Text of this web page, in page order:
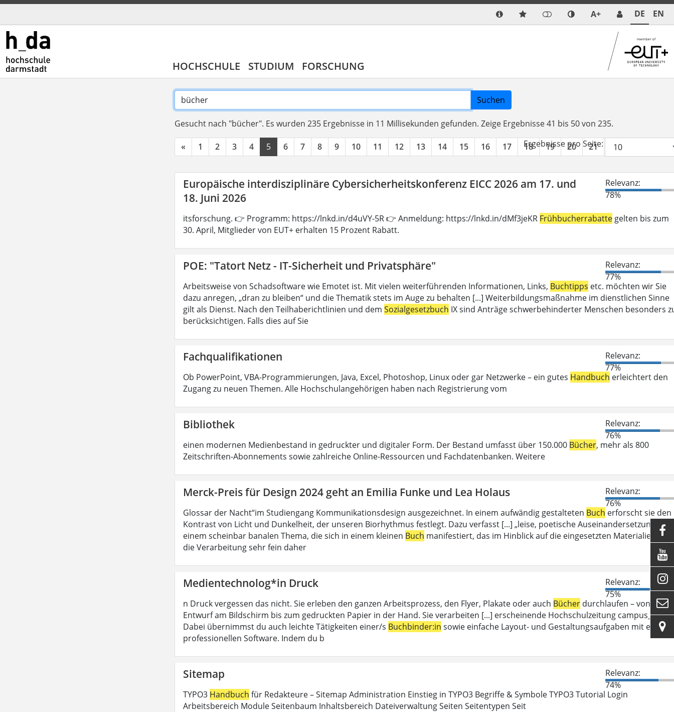
A+ DE EN
HOCHSCHULE STUDIUM FORSCHUNG
Suchen
Gesucht nach "bücher". Es wurden 235 Ergebnisse in 11 Millisekunden gefunden. Zeige Ergebnisse 41 bis 50 von 235.
« 1 2 3 4 5 6 7 8 9 10 11 12 13 14 15 16 17 18 19 20 21 22
Ergebnisse pro Seite:
Europäische interdisziplinäre Cybersicherheitskonferenz EICC 2026 am 17. und
18. Juni 2026
Relevanz:
78%
itsforschung. 👉 Programm: https://lnkd.in/d4uVY-5R 👉 Anmeldung: https://lnkd.in/dMf3jeKR Frühbucherrabatte gelten bis zum
30. April, Mitglieder von EUT+ erhalten 15 Prozent Rabatt.
POE: "Tatort Netz - IT-Sicherheit und Privatsphäre"
Relevanz:
77%
Arbeitsweise von Schadsoftware wie Emotet ist. Mit vielen weiterführenden Informationen, Links, Buchtipps etc. möchten wir Sie
dazu anregen, „dran zu bleiben“ und die Thematik stets im Auge zu behalten [...] Weiterbildungsmaßnahme im dienstlichen Sinne
gilt als Dienst. Nach den Teilhaberichtlinien und dem Sozialgesetzbuch IX sind Anträge schwerbehinderter Menschen besonders
berücksichtigen. Falls dies auf Sie
Fachqualifikationen
Relevanz:
77%
Ob PowerPoint, VBA-Programmierungen, Java, Excel, Photoshop, Linux oder gar Netzwerke – ein gutes Handbuch erleichtert den
Zugang zu neuen Themen. Alle Hochschulangehörigen haben nach Registrierung vom
Bibliothek
Relevanz:
76%
einen modernen Medienbestand in gedruckter und digitaler Form. Der Bestand umfasst über 150.000 Bücher, mehr als 800
Zeitschriften-Abonnements sowie zahlreiche Online-Ressourcen und Fachdatenbanken. Weitere
Merck-Preis für Design 2024 geht an Emilia Funke und Lea Holaus
Relevanz:
76%
Glossar der Nacht“im Studiengang Kommunikationsdesign ausgezeichnet. In einem aufwändig gestalteten Buch erforscht sie den
Kontrast von Licht und Dunkelheit, der unseren Biorhythmus festlegt. Dazu verfasst [...] „leise, poetische Auseinandersetzung mit
einem scheinbar banalen Thema, die sich in einem kleinen Buch manifestiert, das im Hinblick auf die eingesetzten Materialien und
die Verarbeitung sehr fein daher
Medientechnolog*in Druck
Relevanz:
75%
n Druck vergessen das nicht. Sie erleben den ganzen Arbeitsprozess, den Flyer, Plakate oder auch Bücher durchlaufen – von dem
Entwurf am Bildschirm bis zum gedruckten Papier in der Hand. Sie verarbeiten [...] erscheinende Hochschulzeitung campus_d.
Dabei übernimmst du auch leichte Tätigkeiten einer/s Buchbinder:in sowie einfache Layout- und Gestaltungsaufgaben mit einer
professionellen Software. Indem du b
Sitemap
Relevanz:
74%
TYPO3 Handbuch für Redakteure – Sitemap Administration Einstieg in TYPO3 Begriffe & Symbole TYPO3 Tutorial Login
Arbeitsbereich Module Seitenbaum Inhaltsbereich Dateiverwaltung Seiten Seitentypen Seit




